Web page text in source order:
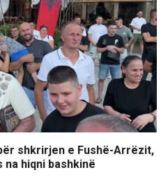
shkrirjen e Fushë-Arrëzit,
hiqni bashkinë